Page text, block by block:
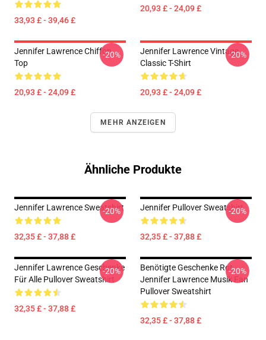
33,93 £ - 39,46 £
20,93 £ - 24,09 £
Jennifer Lawrence Chiffon
Top
20,93 £ - 24,09 £
-20%
Jennifer Lawrence Vintage
Classic T-Shirt
20,93 £ - 24,09 £
-20%
MEHR ANZEIGEN
Ähnliche Produkte
Jennifer Lawrence Sweatshirt
32,35 £ - 37,88 £
-20% Jennifer Pullover Sweatshirt
32,35 £ - 37,88 £
-20%
Jennifer Lawrence Geschenke
Für Alle Pullover Sweatshirt
32,35 £ - 37,88 £
-20%
Benötigte Geschenke Rot
Jennifer Lawrence Musik Fan
Pullover Sweatshirt
32,35 £ - 37,88 £
-20%